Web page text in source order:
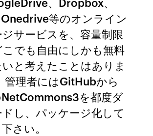
等のオンライン
サービスを、容量制限
でも自由にしかも無料
と考えたことはありま
管理者にはGitHubから
を都度ダ
し、パッケージ化して
さい。